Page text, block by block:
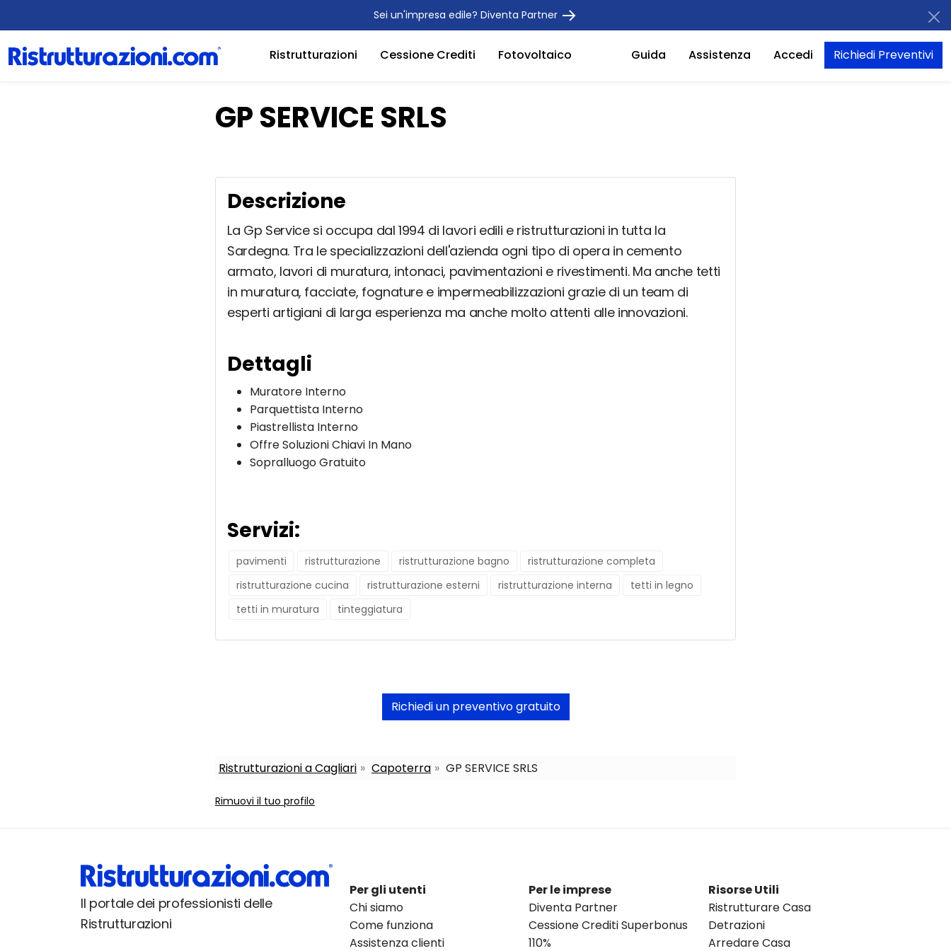
Sei un'impresa edile? Diventa Partner
Ristrutturazioni Cessione Crediti Fotovoltaico Guida Assistenza Accedi Richiedi Preventivi
GP SERVICE SRLS
Descrizione
La Gp Service si occupa dal 1994 di lavori edili e ristrutturazioni in tutta la
Sardegna. Tra le specializzazioni dell'azienda ogni tipo di opera in cemento
armato, lavori di muratura, intonaci, pavimentazioni e rivestimenti. Ma anche tetti
in muratura, facciate, fognature e impermeabilizzazioni grazie di un team di
esperti artigiani di larga esperienza ma anche molto attenti alle innovazioni.
Dettagli
Muratore Interno
Parquettista Interno
Piastrellista Interno
Offre Soluzioni Chiavi In Mano
Sopralluogo Gratuito
Servizi:
pavimenti ristrutturazione ristrutturazione bagno
ristrutturazione completa
ristrutturazione cucina
ristrutturazione esterni ristrutturazione interna
tetti in legno
tetti in muratura
tinteggiatura
Richiedi un preventivo gratuito
Ristrutturazioni a Cagliari Capoterra GP SERVICE SRLS
Rimuovi il tuo profilo
Il portale dei professionisti delle
Ristrutturazioni
Per gli utenti
Chi siamo
Come funziona
Assistenza clienti
Per le imprese
Diventa Partner
Cessione Crediti Superbonus
110%
Risorse Utili
Ristrutturare Casa
Detrazioni
Arredare Casa